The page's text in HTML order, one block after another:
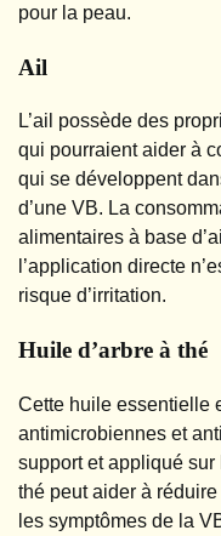
pour la peau.
Ail
L’ail possède des
qui pourraient aider à
qui se développent
d’une VB. La
alimentaires à base
l’application directe
risque d’irritation.
Huile d’arbre à thé
Cette huile essentielle
antimicrobiennes et
support et appliqué sur
thé peut aider à
les symptômes de la